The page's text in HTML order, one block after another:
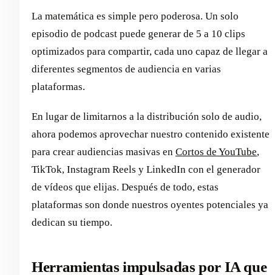
La matemática es simple pero poderosa. Un solo
episodio de podcast puede generar de 5 a 10 clips
optimizados para compartir, cada uno capaz de llegar a
diferentes segmentos de audiencia en varias
plataformas.
En lugar de limitarnos a la distribución solo de audio,
ahora podemos aprovechar nuestro contenido existente
para crear audiencias masivas en Cortos de YouTube,
TikTok, Instagram Reels y LinkedIn con el generador
de vídeos que elijas. Después de todo, estas
plataformas son donde nuestros oyentes potenciales ya
dedican su tiempo.
Herramientas impulsadas por IA que